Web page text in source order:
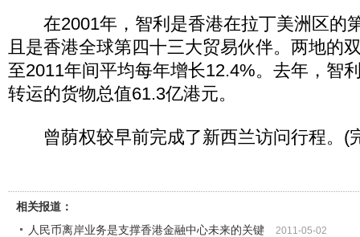
在2001年，智利是香港在拉丁美洲区的
且是香港全球第四十三大贸易伙伴。两地的
至2011年间平均每年增长12.4%。去年，智
转运的货物总值61.3亿港元。
曾荫权较早前完成了新西兰访问行程。(
相关报道：
人民币离岸业务是支撑香港金融中心未来的关键
2011-05-02